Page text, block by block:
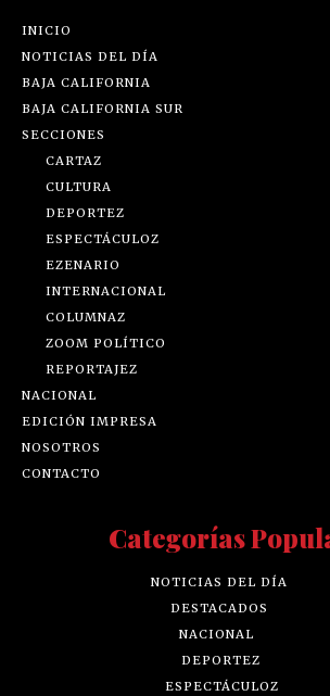
INICIO
NOTICIAS DEL DÍA
BAJA CALIFORNIA
BAJA CALIFORNIA SUR
SECCIONES
CARTAZ
CULTURA
DEPORTEZ
ESPECTÁCULOZ
EZENARIO
INTERNACIONAL
COLUMNAZ
ZOOM POLÍTICO
REPORTAJEZ
NACIONAL
EDICIÓN IMPRESA
NOSOTROS
CONTACTO
Categorías
NOTICIAS DEL DÍA
DESTACADOS
NACIONAL
DEPORTEZ
ESPECTÁCULOZ